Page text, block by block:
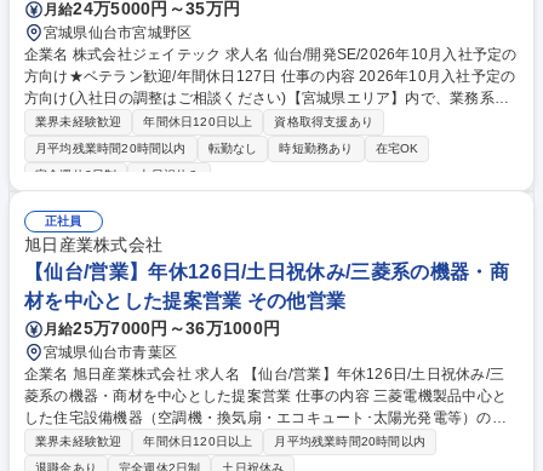
月給24万5000円～35万円
宮城県仙台市宮城野区
企業名 株式会社ジェイテック 求人名 仙台/開発SE/2026年10月入社予定の
方向け★ベテラン歓迎/年間休日127日 仕事の内容 2026年10月入社予定の
方向け(入社日の調整はご相談ください)【宮城県エリア】内で、業務系・
Web系・組込/制御系の多様な案件の下流工程～上流工程までの幅広い担
当フェーズから、適性にあわせて配属となります。 業界も様々で、豊富な
案件を取り扱っています。 開発実績の一部をご紹介→https://www.j-tech.j
り。 ■中途入社比率75％！多くの中途入社の方がご活躍されています。 ■
営業もエンジニア出身で構成。無理な納期の案件獲得は行いません。複数
名で長期的に参画可能な大口案件獲得を行っています。 募集職種 仙台/開
発SE/2026年10月入社予定の方向け★ベテラン歓迎/年間休日127日
業界未経験歓迎 年間休日120日以上
資格取得支援あり
月平均残業時間20時間以内
転勤なし 時短勤務あり
在宅OK
完全週休2日制
土日祝休み
正社員
旭日産業株式会社
【仙台/営業】年休126日/土日祝休み/三菱系の機器・商
材を中心とした提案営業 その他営業
月給25万7000円～36万1000円
宮城県仙台市青葉区
企業名 旭日産業株式会社 求人名 【仙台/営業】年休126日/土日祝休み/三
菱系の機器・商材を中心とした提案営業 仕事の内容 三菱電機製品中心と
した住宅設備機器（空調機・換気扇・エコキュート･太陽光発電等）の販
売および建設・建築関連商材（配管材料、空調資材）の販売をお任せいた
します。 ■ハウスメーカーや工務店が住宅設備を発注する際の窓口となる
業界未経験歓迎 年間休日120日以上
月平均残業時間20時間以内
退職金あり
完全週休2日制 土日祝休み